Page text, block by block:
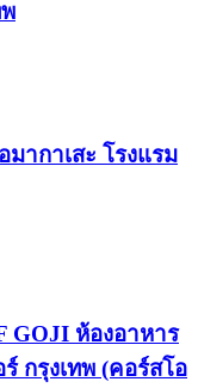
ากาเสะ โรงแรม
GOJI ห้องอาหาร
กรุงเทพ (คอร์สโอ